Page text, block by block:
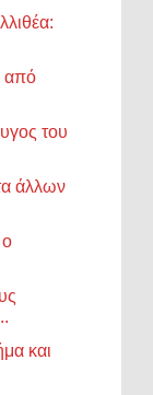
από
του
άλλων
ο
και